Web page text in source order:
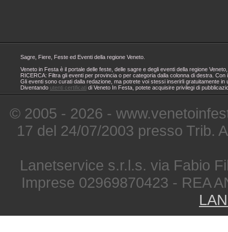
Sagre, Fiere, Feste ed Eventi della regione Veneto.
Veneto in Festa è il portale delle feste, delle sagre e degli eventi della regione
RICERCA: Filtra gli eventi per provincia o per categoria dalla colonna di destra.
Gli eventi sono curati dalla redazione, ma potrete voi stessi inserirli gratuitamente
Diventando utenti certificati di Veneto In Festa, potete acquisire privilegi di
© 2005 - 2026 -
17 del 24/07/2003 presso Trib.
Lanetservice s.r.l.s. via Fabio
Imprese 02969870423 - REA